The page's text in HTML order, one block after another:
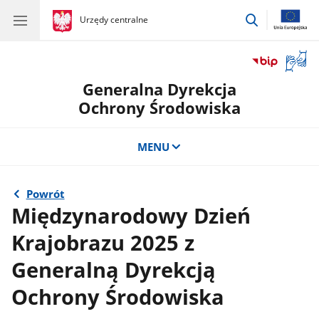
gov.pl
Urzędy centralne
gov.pl
Urzędy
przejdź
okno
Generalna Dyrekcja
Ochrony Środowiska
MENU
Powrót
Międzynarodowy Dzień
Krajobrazu 2025 z
Generalną Dyrekcją
Ochrony Środowiska